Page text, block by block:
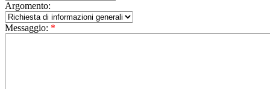
Argomento:
Messaggio: *